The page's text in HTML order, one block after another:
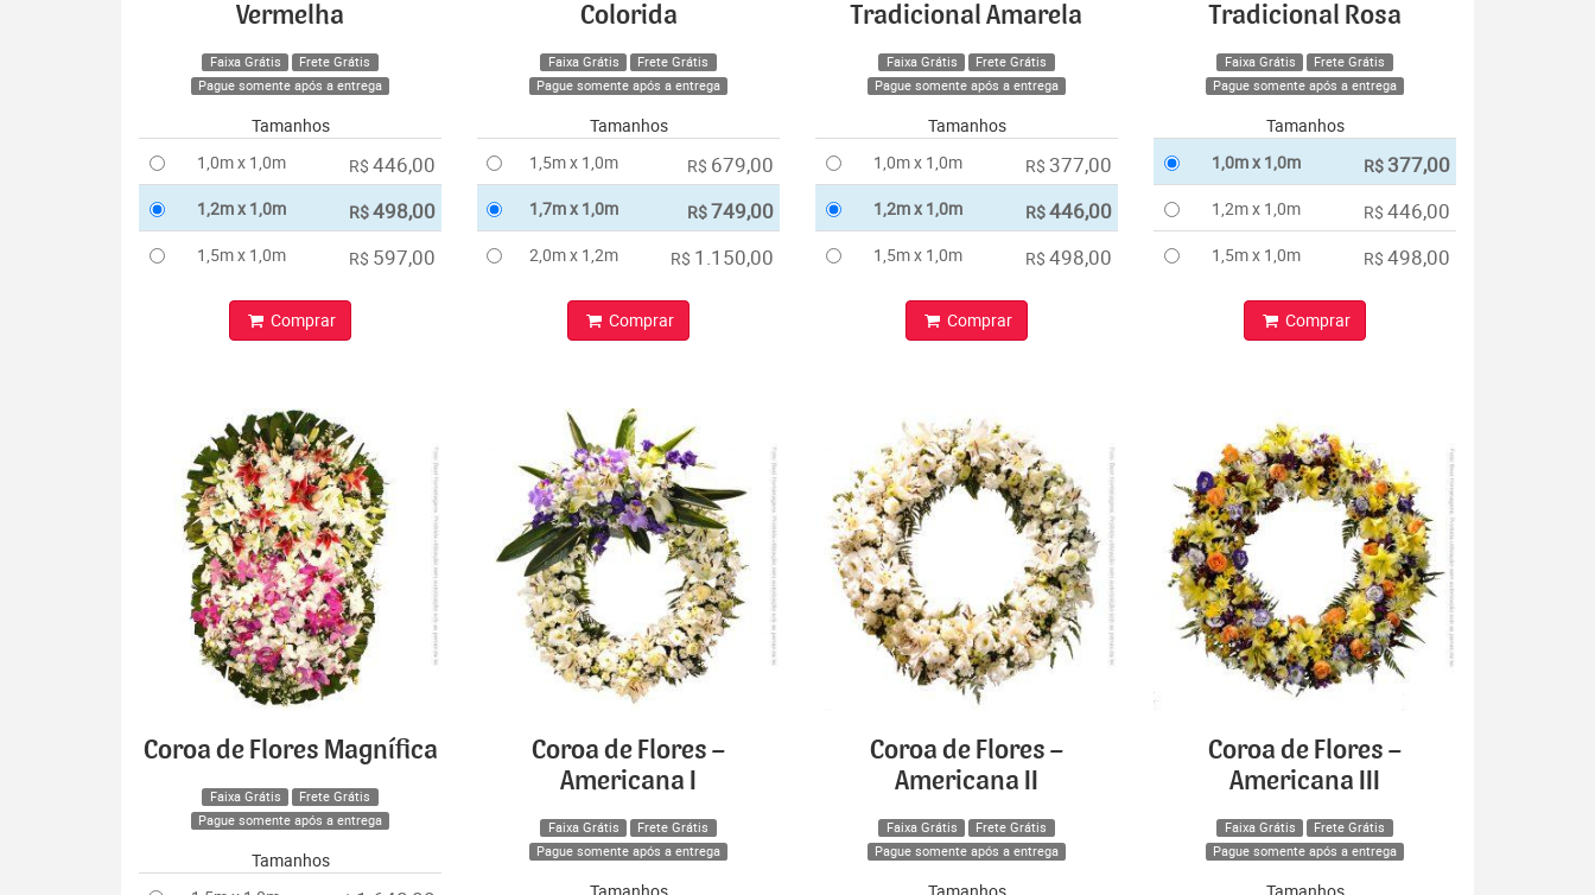
Vermelha
Faixa Grátis
Frete Grátis
Pague somente após a entrega
Tamanhos
1,0m x 1,0m
R$ 446,00
1,2m x 1,0m R$498,00
1,5m x 1,0m R$ 597,00
Comprar
Colorida
Faixa Grátis
Frete Grátis
Pague somente após a entrega
Tamanhos
1,5m x 1,0m
R$ 679,00
1,7m x 1,0m R$749,00
2,0m x 1,2m R$ 1.150,00
Comprar
Tradicional Amarela
Faixa Grátis
Frete Grátis
Pague somente após a entrega
Tamanhos
1,0m x 1,0m
R$ 377,00
1,2m x 1,0m R$446,00
1,5m x 1,0m R$ 498,00
Comprar
Tradicional Rosa
Faixa Grátis
Frete Grátis
Pague somente após a entrega
Tamanhos
1,0m x 1,0m
R$ 377,00
1,2m x 1,0m R$ 446,00
1,5m x 1,0m R$ 498,00
Comprar
Coroa de Flores Magnífica
Faixa Grátis
Frete Grátis
Pague somente após a entrega
Tamanhos
Coroa de Flores –
Americana I
Faixa Grátis
Frete Grátis
Pague somente após a entrega
Coroa de Flores –
Americana II
Faixa Grátis
Frete Grátis
Pague somente após a entrega
Coroa de Flores –
Americana III
Faixa Grátis
Frete Grátis
Pague somente após a entrega